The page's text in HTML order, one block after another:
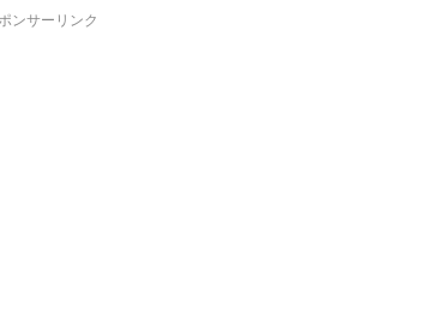
ンサーリンク